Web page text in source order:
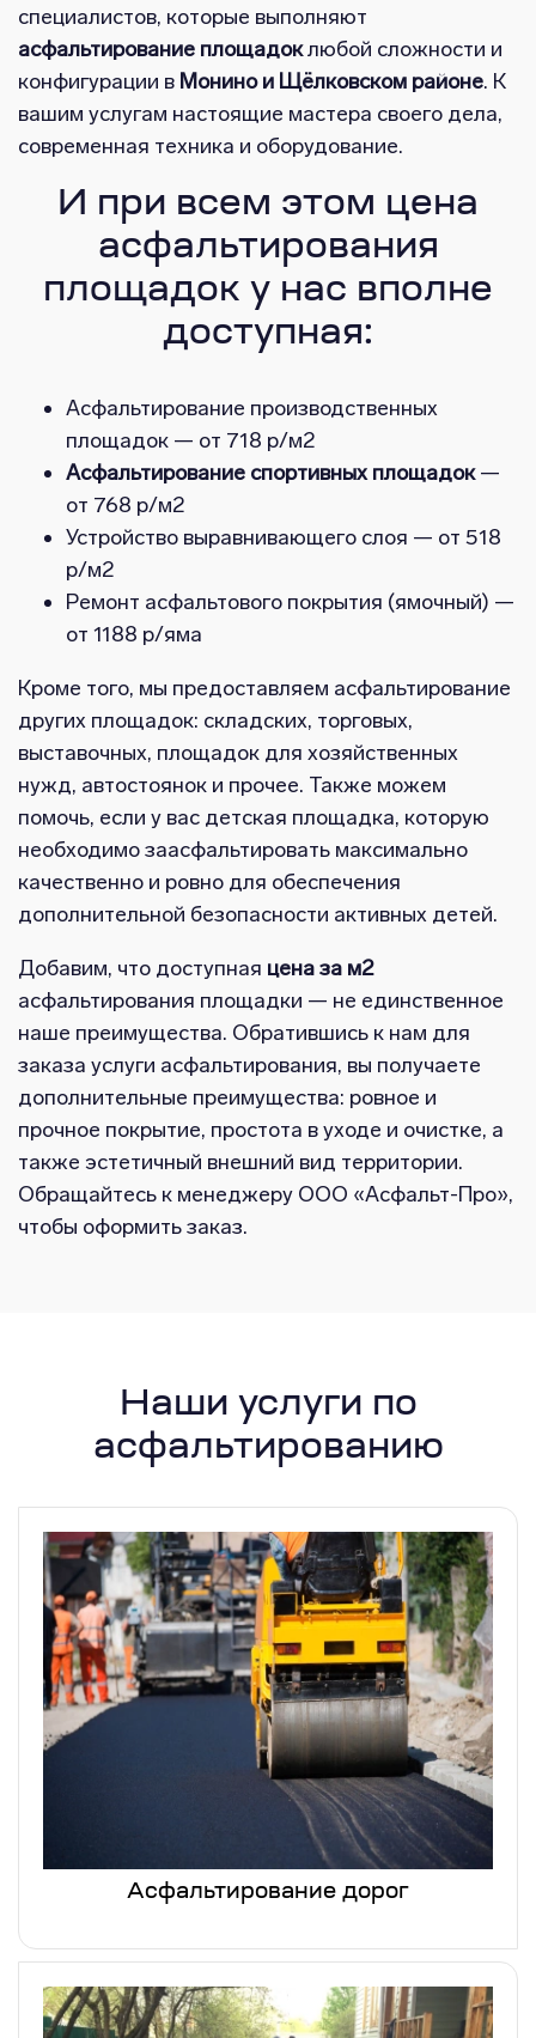
специалистов, которые выполняют
асфальтирование площадоклюбой сложности и
конфигурации в Монино и Щёлковском районе. К
вашим услугам настоящие мастера своего дела,
современная техника и оборудование.
И при всем этом цена
асфальтирования
площадок у нас вполне
доступная:
Асфальтирование производственных
площадок — от 718 р/м2
Асфальтирование спортивных площадок—
от 768 р/м2
Устройство выравнивающего слоя — от 518
р/м2
Ремонт асфальтового покрытия (ямочный) —
от 1188 р/яма
Кроме того, мы предоставляем асфальтирование
других площадок: складских, торговых,
выставочных, площадок для хозяйственных
нужд, автостоянок и прочее. Также можем
помочь, если у вас детская площадка, которую
необходимо заасфальтировать максимально
качественно и ровно для обеспечения
дополнительной безопасности активных детей.
Добавим, что доступная цена за м2
асфальтирования площадки — не единственное
наше преимущества. Обратившись к нам для
заказа услуги асфальтирования, вы получаете
дополнительные преимущества: ровное и
прочное покрытие, простота в уходе и очистке, а
также эстетичный внешний вид территории.
Обращайтесь к менеджеру ООО «Асфальт-Про»,
чтобы оформить заказ.
Наши услуги по
асфальтированию
Асфальтирование дорог